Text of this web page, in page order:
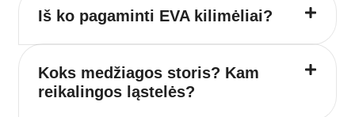
Iš ko pagaminti EVA kilimėliai?
Koks medžiagos storis? Kam
reikalingos ląstelės?